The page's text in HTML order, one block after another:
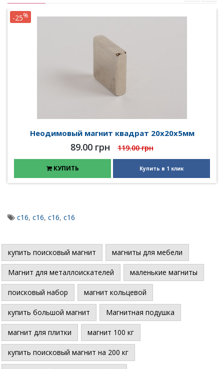
Неодимовый магнит квадрат 20х20х5мм
89.00 грн 119.00 грн
-25%
КУПИТЬ Купить в 1 клик
c16, с16, c16, c16
купить поисковый магнит магниты для мебели
Магнит для металлоискателей маленькие магниты
поисковый набор магнит кольцевой
купить большой магнит Магнитная подушка
магнит для плитки магнит 100 кг
купить поисковый магнит на 200 кг